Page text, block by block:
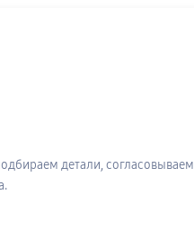
детали, согласовываем